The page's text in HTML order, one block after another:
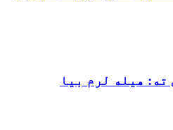
هیله لرم بیا